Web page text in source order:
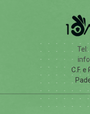
Tel:
C.F.